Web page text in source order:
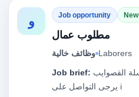
و Job opportunity New
مطلوب عمال
وظائف خالية Laborers
Job brief: